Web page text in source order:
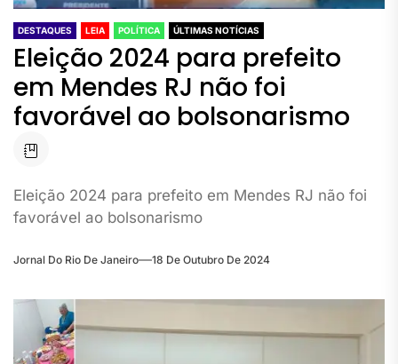
DESTAQUES LEIA POLÍTICA ÚLTIMAS NOTÍCIAS
Eleição 2024 para prefeito
em Mendes RJ não foi
favorável ao bolsonarismo
Eleição 2024 para prefeito em Mendes RJ não foi
favorável ao bolsonarismo
Jornal Do Rio De Janeiro 18 De Outubro De 2024